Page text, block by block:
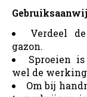
Verdeel
gazon.
Sproeien
wel de
Om bij